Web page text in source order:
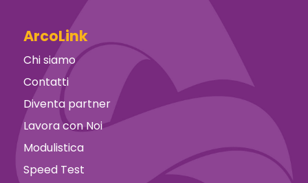
ArcoLink
Chi siamo
Contatti
Diventa partner
Lavora con Noi
Modulistica
Speed Test